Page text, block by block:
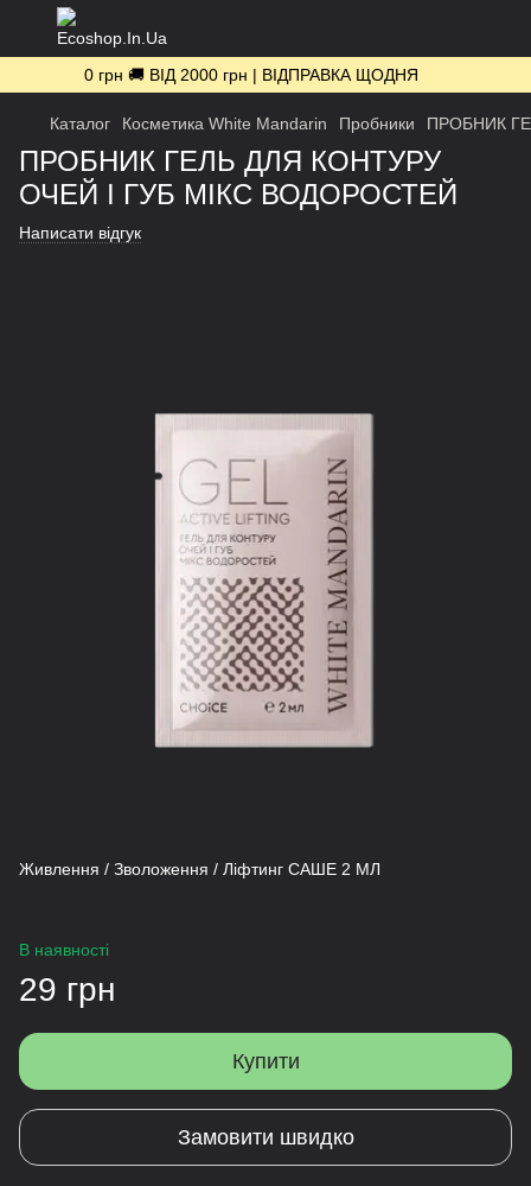
0 грн 🚚 ВІД 2000 грн | ВІДПРАВКА ЩОДНЯ
Каталог Косметика White Mandarin Пробники ПРОБНИК
ПРОБНИК ГЕЛЬ ДЛЯ КОНТУРУ
ОЧЕЙ І ГУБ МІКС ВОДОРОСТЕЙ
Написати відгук
Живлення / Зволоження / Ліфтинг САШЕ 2 МЛ
В наявності
29 грн
Купити
Замовити швидко